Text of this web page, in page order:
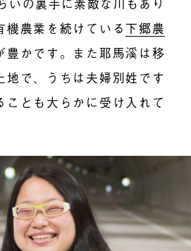
機農業を続けている下郷農
豊かです。また耶馬溪は移
地で、うちは夫婦別姓です
ことも大らかに受け入れて